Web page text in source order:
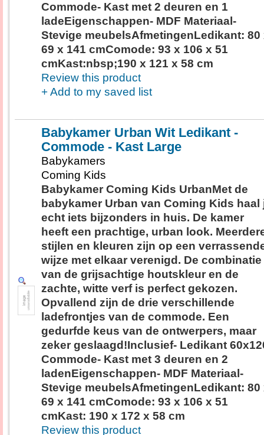
Commode- Kast met 2 deuren en 1
ladeEigenschappen- MDF Materiaal-
Stevige meubelsAfmetingenLedikant: 80
69 x 141 cmComode: 93 x 106 x 51
cmKast:nbsp;190 x 121 x 58 cm
Review this product
+ Add to my saved list
Babykamer Urban Wit Ledikant -
Commode - Kast Large
Babykamers
Coming Kids
Babykamer Coming Kids UrbanMet de
babykamer Urban van Coming Kids haal
echt iets bijzonders in huis. De kamer
heeft een prachtige, urban look.
stijlen en kleuren zijn op een
wijze met elkaar verenigd. De combinatie
van de grijsachtige houtskleur en de
zachte, witte verf is perfect gekozen.
Opvallend zijn de drie verschillende
ladefrontjes van de commode. Een
gedurfde keus van de ontwerpers, maar
zeker geslaagd!Inclusief- Ledikant
Commode- Kast met 3 deuren en 2
ladenEigenschappen- MDF Materiaal-
Stevige meubelsAfmetingenLedikant: 80
69 x 141 cmComode: 93 x 106 x 51
cmKast: 190 x 172 x 58 cm
Review this product